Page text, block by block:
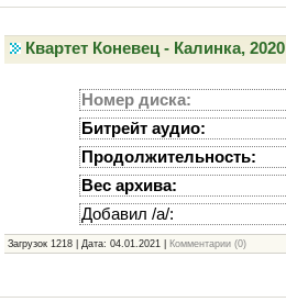
Квартет Коневец - Калинка, 2020
Номер диска:
Битрейт аудио:
Продолжительность:
Вес архива:
Добавил /а/:
Загрузок 1218 | Дата:04.01.2021 Комментарии (0)